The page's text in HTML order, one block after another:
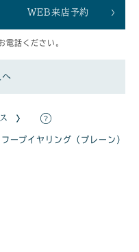
WEB来店予約
電話ください。
フープイヤリング（プレーン）